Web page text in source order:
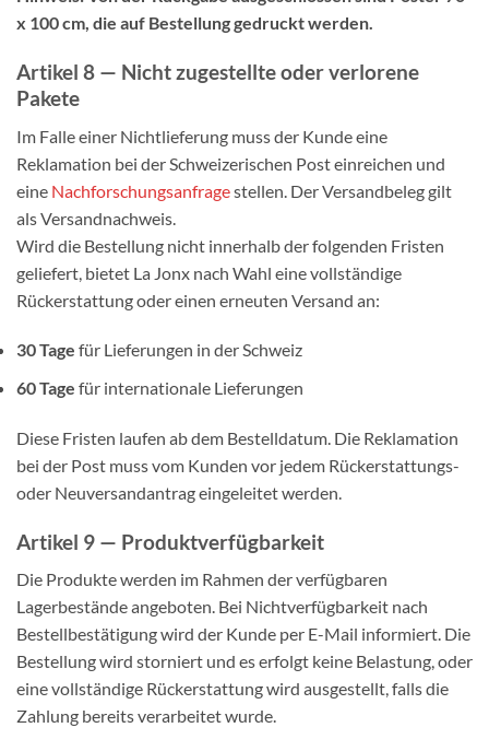
x 100 cm, die auf Bestellung gedruckt werden.
Artikel 8 — Nicht zugestellte oder verlorene
Pakete
Im Falle einer Nichtlieferung muss der Kunde eine
Reklamation bei der Schweizerischen Post einreichen und
eine Nachforschungsanfragestellen. Der Versandbeleg gilt
als Versandnachweis.
Wird die Bestellung nicht innerhalb der folgenden Fristen
geliefert, bietet La Jonx nach Wahl eine vollständige
Rückerstattung oder einen erneuten Versand an:
30 Tage für Lieferungen in der Schweiz
60 Tage für internationale Lieferungen
Diese Fristen laufen ab dem Bestelldatum. Die Reklamation
bei der Post muss vom Kunden vor jedem Rückerstattungs-
oder Neuversandantrag eingeleitet werden.
Artikel 9 — Produktverfügbarkeit
Die Produkte werden im Rahmen der verfügbaren
Lagerbestände angeboten. Bei Nichtverfügbarkeit nach
Bestellbestätigung wird der Kunde per E-Mail informiert. Die
Bestellung wird storniert und es erfolgt keine Belastung, oder
eine vollständige Rückerstattung wird ausgestellt, falls die
Zahlung bereits verarbeitet wurde.